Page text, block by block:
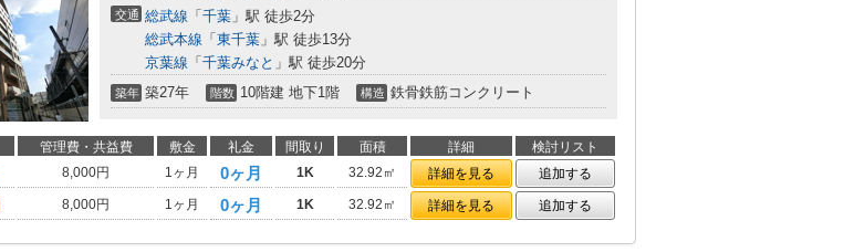
交通 総武線 「 千葉 」駅 徒歩2分
総武本線 「 東千葉 」駅 徒歩13分
京葉線 「 千葉みなと 」駅 徒歩20分
築年 築27年 階数 10階建 地下1階 構造 鉄骨鉄筋コンクリート
管理費・共益費 敷金 礼金 間取り 面積 詳細
検討リスト
8,000円 1ヶ月 0ヶ月 1K 32.92㎡ 詳細を見る
追加する
8,000円 1ヶ月 0ヶ月 1K 32.92㎡ 詳細を見る 追加する